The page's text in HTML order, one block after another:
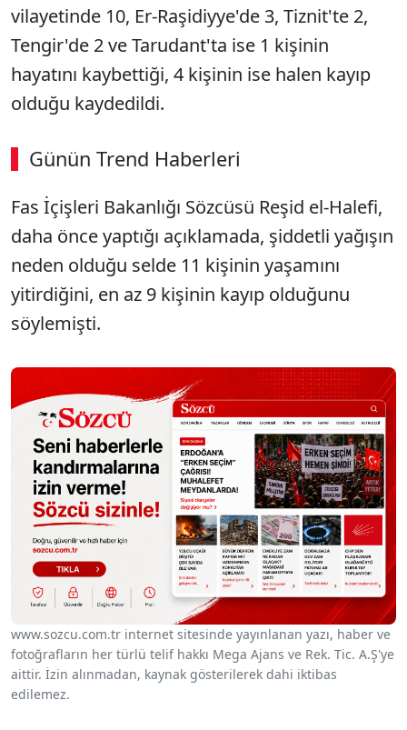
vilayetinde 10, Er-Raşidiyye'de 3, Tiznit'te 2,
Tengir'de 2 ve Tarudant'ta ise 1 kişinin
hayatını kaybettiği, 4 kişinin ise halen kayıp
olduğu kaydedildi.
Günün Trend Haberleri
Fas İçişleri Bakanlığı Sözcüsü Reşid el-Halefi,
daha önce yaptığı açıklamada, şiddetli yağışın
neden olduğu selde 11 kişinin yaşamını
yitirdiğini, en az 9 kişinin kayıp olduğunu
söylemişti.
www.sozcu.com.tr internet sitesinde yayınlanan yazı, haber ve
fotoğrafların her türlü telif hakkı Mega Ajans ve Rek. Tic. A.Ş'ye
aittir. İzin alınmadan, kaynak gösterilerek dahi iktibas
edilemez.